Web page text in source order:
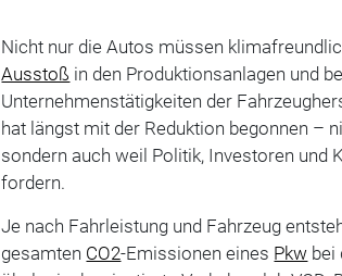
Nicht nur die Autos müssen
Ausstoß in den Produktionsanlagen und
Unternehmenstätigkeiten der
hat längst mit der Reduktion begonnen –
sondern auch weil Politik, Investoren und
fordern.
Je nach Fahrleistung und Fahrzeug
gesamten CO2-Emissionen eines Pkw bei